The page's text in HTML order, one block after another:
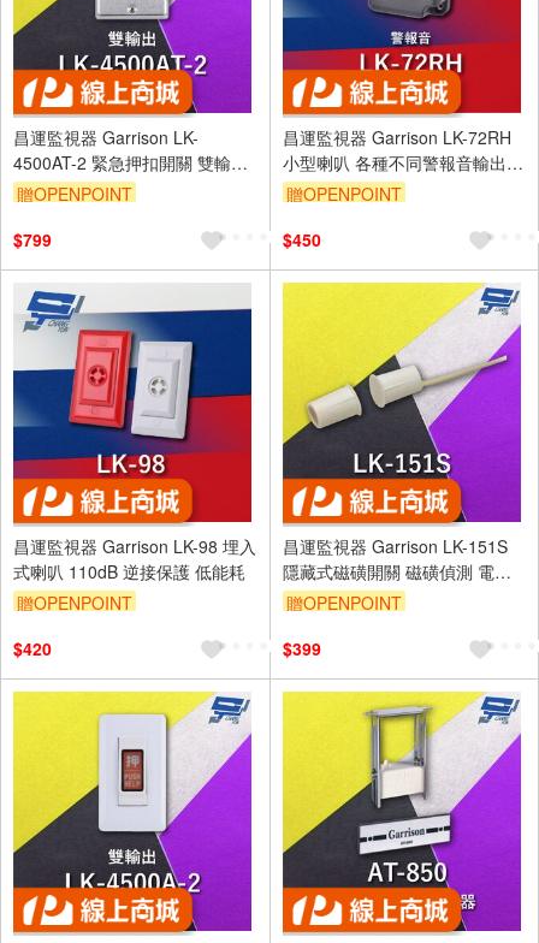
昌運監視器 Garrison LK-
4500AT-2 緊急押扣開關 雙輸出
NO / NC輸出接點
贈OPENPOINT
$799
昌運監視器 Garrison LK-72RH
小型喇叭 各種不同警報音輸出
105dB 逆接保護
贈OPENPOINT
$450
昌運監視器 Garrison LK-98 埋入
式喇叭 110dB 逆接保護 低能耗
贈OPENPOINT
$420
昌運監視器 Garrison LK-151S
隱藏式磁磺開關 磁磺偵測 電阻
性負載
贈OPENPOINT
$399